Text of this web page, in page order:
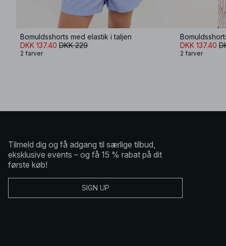
Bomuldsshorts med elastik i taljen
DKK 137.40 DKK 229
2 farver
DKK 137.40
2 farver
Tilmeld dig og få adgang til særlige tilbud,
eksklusive events – og få 15 % rabat på dit
første køb!
SIGN UP